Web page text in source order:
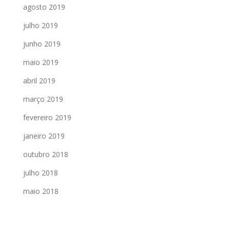
agosto 2019
julho 2019
junho 2019
maio 2019
abril 2019
março 2019
fevereiro 2019
janeiro 2019
outubro 2018
julho 2018
maio 2018